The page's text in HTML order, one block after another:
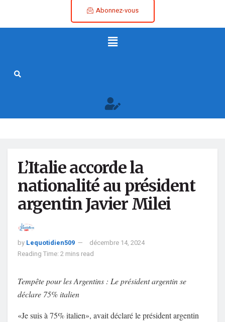
Abonnez-vous
L’Italie accorde la
nationalité au président
argentin Javier Milei
by Lequotidien509
décembre 14, 2024
Reading Time: 2 mins read
Tempête pour les Argentins : Le président argentin se
déclare 75% italien
«Je suis à 75% italien», avait déclaré le président argentin